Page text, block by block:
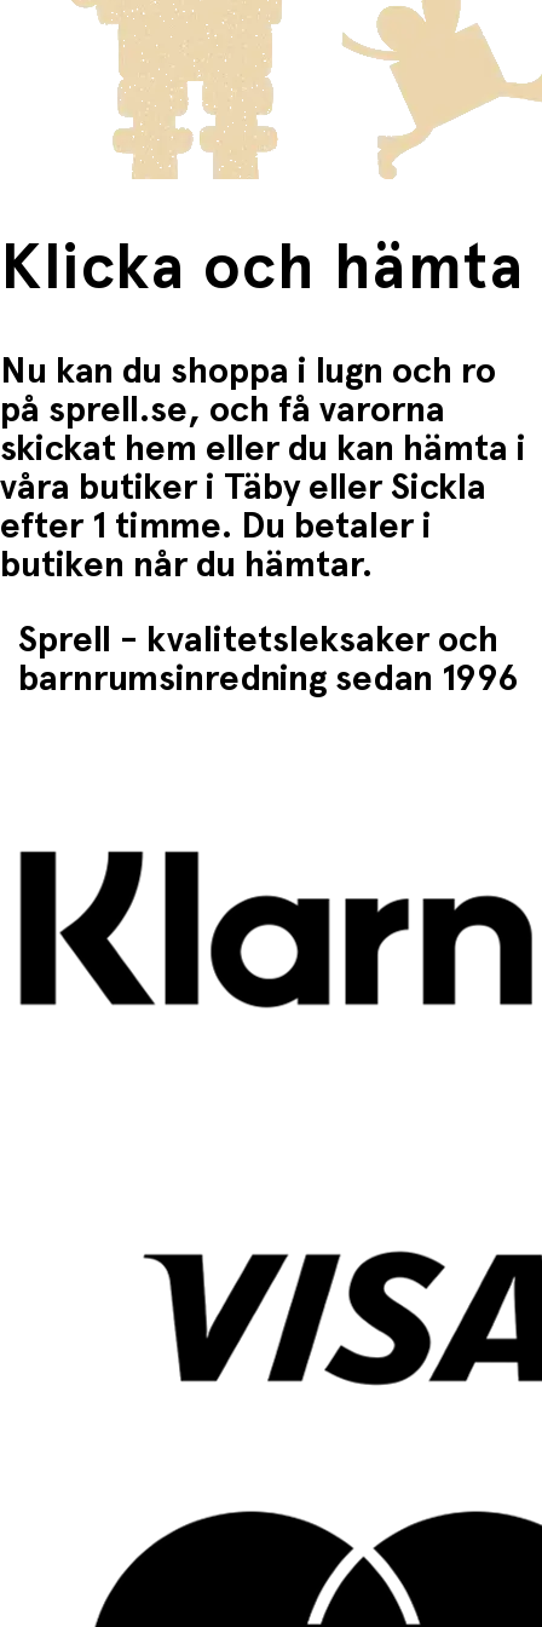
skickas med Posten/Brings tjänst
Home Delivery
. Detta
innebär en högre fraktkostnad.
Produkter som omfattas av detta är tydligt märkta, och
frakten för dessa varor visas i kassan.
Fri frakt när du handlar för mer än 1500:-
Du betalar när du hämtar varorna i butiken.
Klicka och hämta
Nu kan du shoppa i lugn och ro
på sprell.se, och få varorna
skickat hem eller du kan hämta i
våra butiker i Täby eller Sickla
efter 1 timme. Du betaler i
butiken når du hämtar.
Sprell - kvalitetsleksaker och
barnrumsinredning sedan 1996